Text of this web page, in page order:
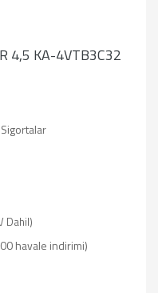
4,5 KA-4VTB3C32
Dahil)
havale indirimi)